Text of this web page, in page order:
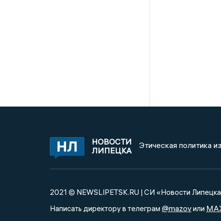
НОВОСТИ
ЛИПЕЦКА
Этическая политика
2021 © NEWSLIPETSK.RU | СИ «Новости
Написать директору в телеграм @mazovили